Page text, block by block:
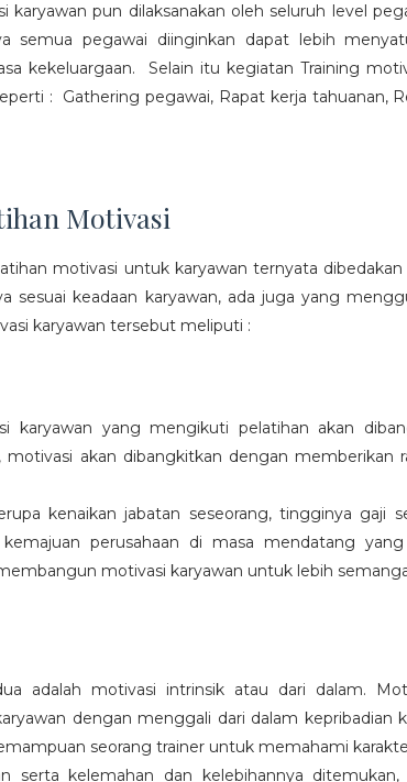
karyawan pun dilaksanakan oleh seluruh level
semua pegawai diinginkan dapat lebih
kekeluargaan. Selain itu kegiatan Training
: Gathering pegawai, Rapat kerja tahuanan,
Motivasi
motivasi untuk karyawan ternyata
sesuai keadaan karyawan, ada juga yang
karyawan tersebut meliputi :
karyawan yang mengikuti pelatihan akan
motivasi akan dibangkitkan dengan memberikan
kenaikan jabatan seseorang, tingginya gaji
perusahaan di masa mendatang
motivasi karyawan untuk lebih
adalah motivasi intrinsik atau dari dalam.
dengan menggali dari dalam kepribadian
seorang trainer untuk memahami
serta kelemahan dan kelebihannya